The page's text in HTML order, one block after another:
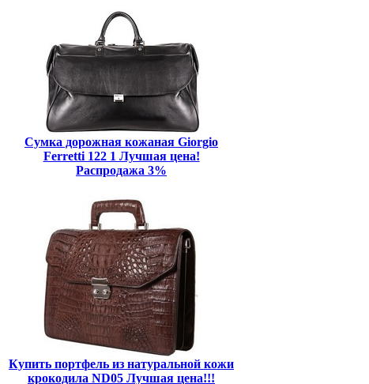
Сумка дорожная кожаная Giorgio
Ferretti 122 1 Лучшая цена!
Распродажа 3%
Купить портфель из натуральной кожи
крокодила ND05 Лучшая цена!!!